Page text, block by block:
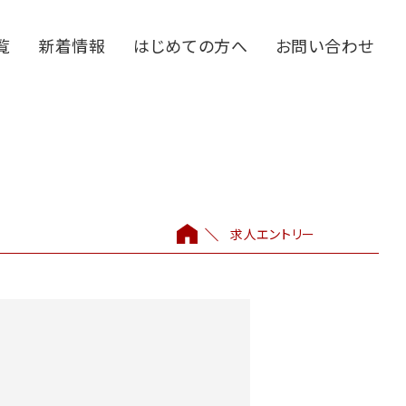
新着情報 はじめての方へ お問い合わせ
求人エントリー